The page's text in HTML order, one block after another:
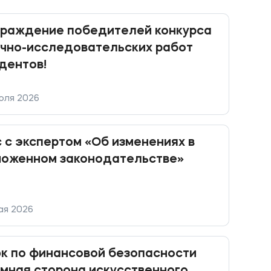
победителей конкурса
исследовательских работ
2026
с экспертом «Об изменениях в
законодательстве»
2026
по финансовой безопасности